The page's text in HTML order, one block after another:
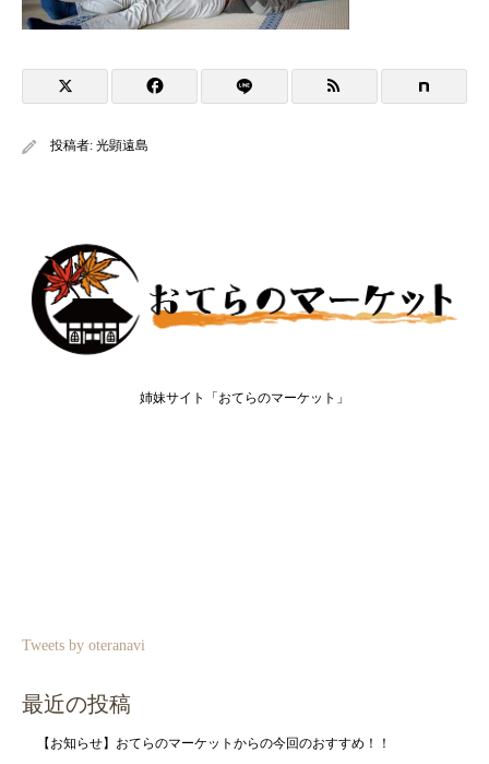
投稿者: 光顕遠島
姉妹サイト「おてらのマーケット」
Tweets by oteranavi
最近の投稿
【お知らせ】おてらのマーケットからの今回のおすすめ！！